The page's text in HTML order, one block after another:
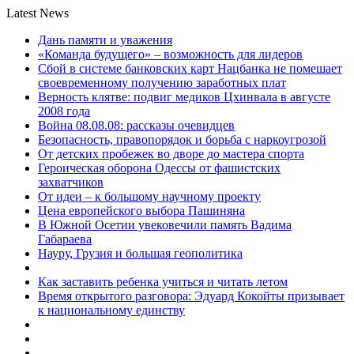
Latest News
Дань памяти и уважения
«Команда будущего» – возможность для лидеров
Сбой в системе банковских карт Нацбанка не помешает
своевременному получению заработных плат
Верность клятве: подвиг медиков Цхинвала в августе
2008 года
Война 08.08.08: рассказы очевидцев
Безопасность, правопорядок и борьба с наркоугрозой
От детских пробежек во дворе до мастера спорта
Героическая оборона Одессы от фашистских
захватчиков
От идеи – к большому научному проекту
Цена европейского выбора Пашиняна
В Южной Осетии увековечили память Вадима
Габараева
Науру, Грузия и большая геополитика
Как заставить ребенка учиться и читать летом
Время открытого разговора: Эдуард Кокойты призывает
к национальному единству